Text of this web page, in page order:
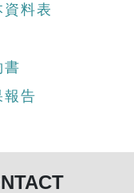
料表
書
報告